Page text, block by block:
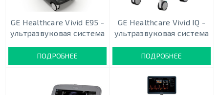
GE Healthcare Vivid E95 -
ультразвуковая система
ПОДРОБНЕЕ
GE Healthcare Vivid IQ -
ультразвуковая система
ПОДРОБНЕЕ